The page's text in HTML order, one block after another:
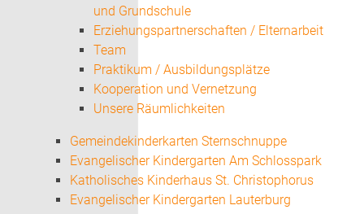
und Grundschule
Erziehungspartnerschaften / Elternarbeit
Team
Praktikum / Ausbildungsplätze
Kooperation und Vernetzung
Unsere Räumlichkeiten
Gemeindekinderkarten Sternschnuppe
Evangelischer Kindergarten Am Schlosspark
Katholisches Kinderhaus St. Christophorus
Evangelischer Kindergarten Lauterburg